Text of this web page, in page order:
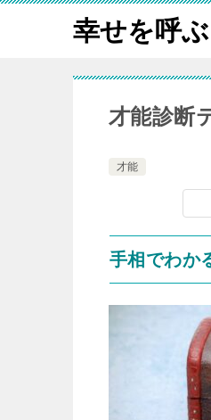
幸せを呼
才能診断
才能
手相でわか